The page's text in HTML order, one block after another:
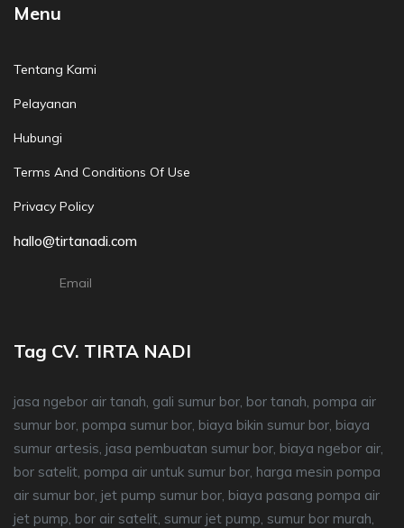
Menu
Tentang Kami
Pelayanan
Hubungi
Terms And Conditions Of Use
Privacy Policy
hallo@tirtanadi.com
Email
Tag CV. TIRTA NADI
jasa ngebor air tanah, gali sumur bor, bor tanah, pompa air
sumur bor, pompa sumur bor, biaya bikin sumur bor, biaya
sumur artesis, jasa pembuatan sumur bor, biaya ngebor air,
bor satelit, pompa air untuk sumur bor, harga mesin pompa
air sumur bor, jet pump sumur bor, biaya pasang pompa air
jet pump, bor air satelit, sumur jet pump, sumur bor murah,